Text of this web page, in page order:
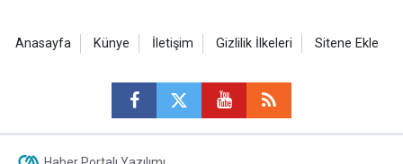
Anasayfa Künye İletişim Gizlilik İlkeleri Sitene Ekle